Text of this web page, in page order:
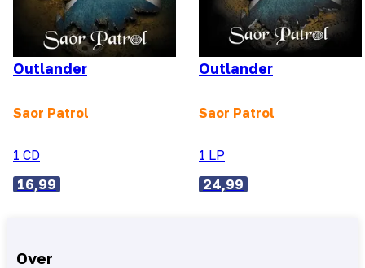
Outlander
Saor Patrol
1 CD
16,99
Outlander
Saor Patrol
1 LP
24,99
Over